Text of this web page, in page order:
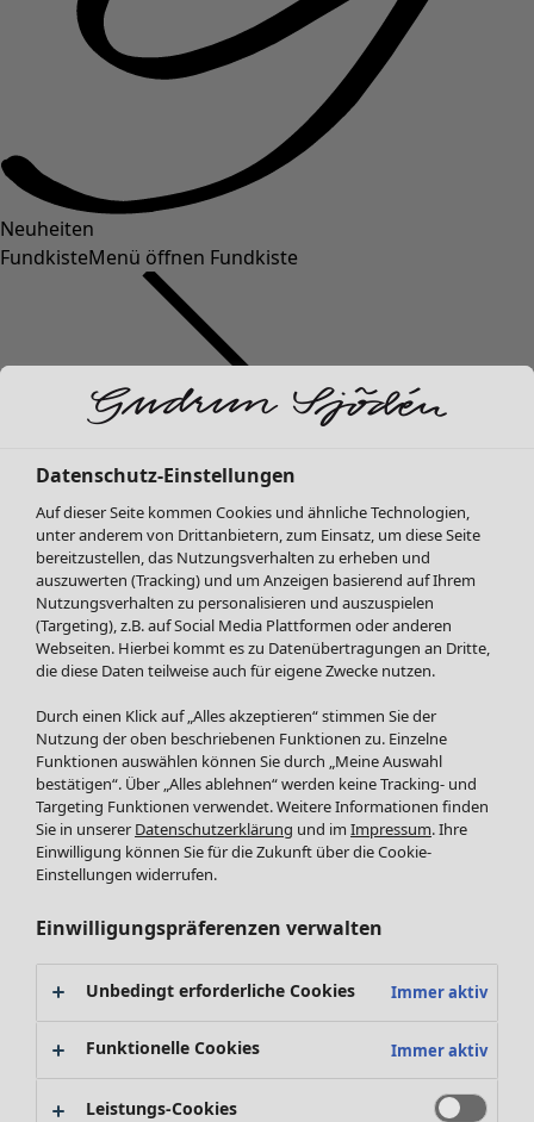
Neuheiten
FundkisteMenü öffnen Fundkiste
Alle anzeigen
Kleider
Tuniken
Blusen
Pullover & Shirts
Strickjacken
Röcke
Jacken & Mäntel
Leggings /Strumpfhosen
Accessoires
Schuhe
Bademode
SALE Zuhause
Dekoration
Teppiche
Datenschutz-Einstellungen
Auf dieser Seite kommen Cookies und ähnliche Technologien,
unter anderem von Drittanbietern, zum Einsatz, um diese Seite
bereitzustellen, das Nutzungsverhalten zu erheben und
auszuwerten (Tracking) und um Anzeigen basierend auf Ihrem
Nutzungsverhalten zu personalisieren und auszuspielen
(Targeting), z.B. auf Social Media Plattformen oder anderen
Webseiten. Hierbei kommt es zu Datenübertragungen an Dritte,
die diese Daten teilweise auch für eigene Zwecke nutzen.
Durch einen Klick auf „Alles akzeptieren“ stimmen Sie der
Nutzung der oben beschriebenen Funktionen zu. Einzelne
Funktionen auswählen können Sie durch „Meine Auswahl
bestätigen“. Über „Alles ablehnen“ werden keine Tracking- und
Targeting Funktionen verwendet. Weitere Informationen finden
Sie in unserer Datenschutzerklärung und im Impressum. Ihre
Einwilligung können Sie für die Zukunft über die Cookie-
Einstellungen widerrufen.
Einwilligungspräferenzen verwalten
Unbedingt erforderliche Cookies Immer aktiv
Funktionelle Cookies Immer aktiv
Leistungs-Cookies